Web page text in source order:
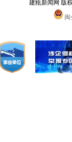
建瓯新闻网 版
闽